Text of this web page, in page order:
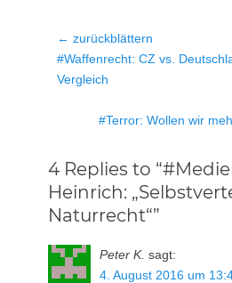
Beitragsnavigation
← zurückblättern
Vorheriger
Beitrag:
#Waffenrecht: CZ vs.
Vergleich
Nächster#Terror: Wollen wir
4 Replies to
Heinrich:
Naturrecht“”
Peter K. sagt:
4. August 2016 um